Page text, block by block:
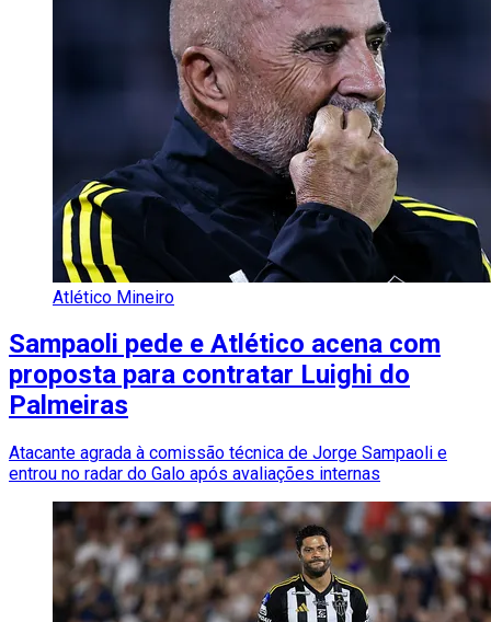
Atlético Mineiro
Sampaoli pede e Atlético acena com
proposta para contratar Luighi do
Palmeiras
Atacante agrada à comissão técnica de Jorge Sampaoli e
entrou no radar do Galo após avaliações internas